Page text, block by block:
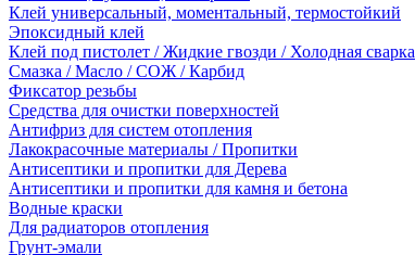
Клей универсальный, моментальный, термостойкий
Эпоксидный клей
Клей под пистолет / Жидкие гвозди / Холодная сварка
Смазка / Масло / СОЖ / Карбид
Фиксатор резьбы
Средства для очистки поверхностей
Антифриз для систем отопления
Лакокрасочные материалы / Пропитки
Антисептики и пропитки для Дерева
Антисептики и пропитки для камня и бетона
Водные краски
Для радиаторов отопления
Грунт-эмали